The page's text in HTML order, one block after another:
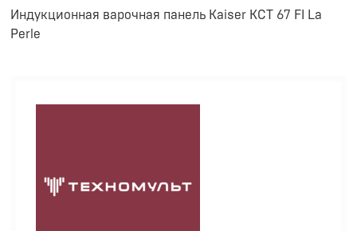
Индукционная варочная панель Kaiser KCT 67 FI La
Perle